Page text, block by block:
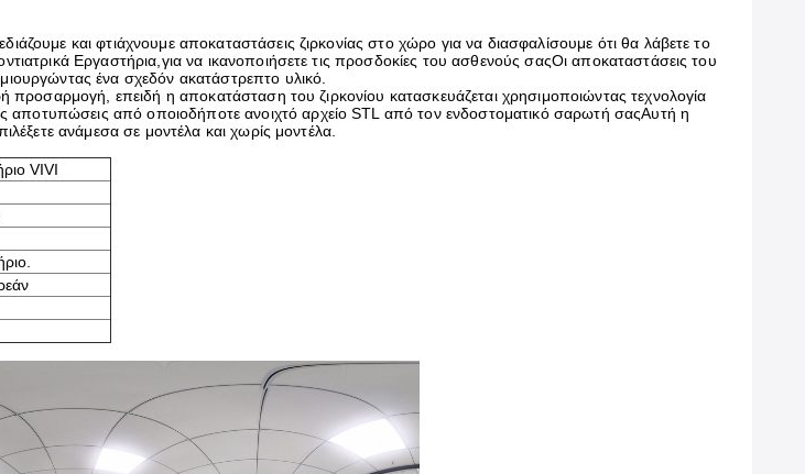
και φτιάχνουμε αποκαταστάσεις ζιρκονίας στο χώρο για να διασφαλίσουμε ότι θα λάβετε το
Εργαστήρια,για να ικανοποιήσετε τις προσδοκίες του ασθενούς σαςΟι αποκαταστάσεις του
ένα σχεδόν ακατάστρεπτο υλικό.
προσαρμογή, επειδή η αποκατάσταση του ζιρκονίου κατασκευάζεται χρησιμοποιώντας τεχνολογία
από οποιοδήποτε ανοιχτό αρχείο STL από τον ενδοστοματικό σαρωτή σαςΑυτή η
ανάμεσα σε μοντέλα και χωρίς μοντέλα.
VIVI